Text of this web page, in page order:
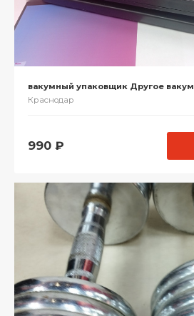
вакумный упаковщик Другое вакум
Краснодар
990 ₽